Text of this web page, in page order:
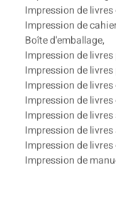
Impression de
Impression de
Boîte d'emballage,
Impression de
Impression de
Impression de
Impression de
Impression de
Impression de
Impression de
Impression de